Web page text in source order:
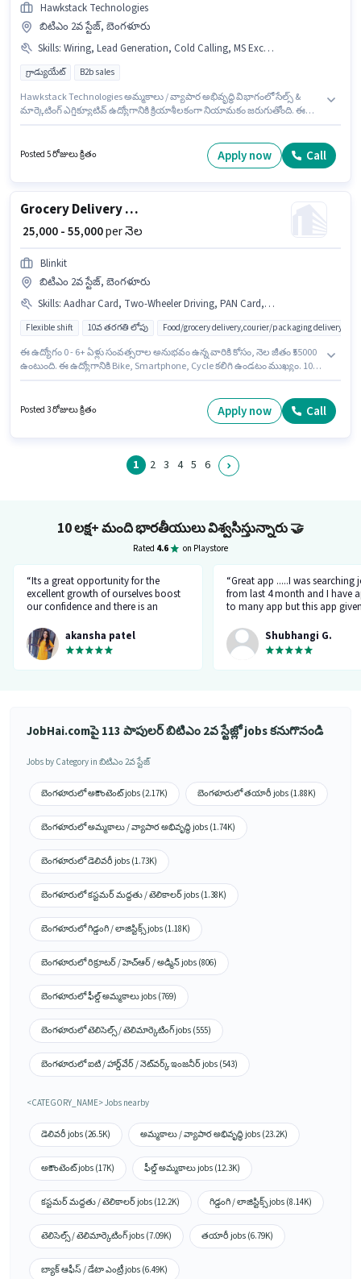
Hawkstack Technologies
బిటిఎం 2వ స్టేజ్, బెంగళూరు
Skills: Wiring, Lead Generation, Cold Calling, MS Excel, Computer Knowledge
గ్రాడ్యుయేట్ B2b sales
Hawkstack Technologies అమ్మకాలు / వ్యాపార అభివృద్ధి విభాగంలో సేల్స్ &
మార్కెటింగ్ ఎగ్జిక్యూటివ్ ఉద్యోగానికి క్రియాశీలకంగా నియామకం జరుగుతోంది. ఈ
Knowledge, Lead Generation, MS Excel, Wiring వంటి నైపుణ్యాలు ఉండాలి. ఈ
ఉద్యోగానికి అభ్యర్థులు తప్పనిసరిగా గ్రాడ్యుయేట్ డిగ్రీ/సర్టిఫికెట్ కలిగి ఉండాలి. ఈ
Posted 5 రోజులు క్రితం Apply now Call
Grocery Delivery Boy
₹ 25,000 - 55,000per నెల
Blinkit
బిటిఎం 2వ స్టేజ్, బెంగళూరు
Skills: Aadhar Card, Two-Wheeler Driving, PAN Card, Smartphone, Bike, Cycle
Flexible shift 10వ తరగతి లోపు Food/grocery delivery,courier/packaging delivery,e-
ఈ ఉద్యోగం 0 - 6+ ఏళ్లు సంవత్సరాల అనుభవం ఉన్న వారికి కోసం, నెల జీతం ₹55000
ఉంటుంది. ఈ ఉద్యోగానికి Bike, Smartphone, Cycle కలిగి ఉండటం ముఖ్యం. 10వ
ఆధారపడి ఇప్పించబడతాయి. ఈ ఖాళీ బిటిఎం 2వ స్టేజ్, బెంగళూరు లో ఉంది. ఈ
ఉద్యోగానికి అవసరమైన డాక్యుమెంట్లు PAN Card, Aadhar Card కలిగి ఉండాలి.
Posted 3 రోజులు క్రితం Apply now Call
1 2 3 4 5 6
10 లక్ష+ మంది భారతీయులు విశ్వసిస్తున్నారు🤝
Rated 4.6 on Playstore
“Its a great opportunity for the
excellent growth of ourselves boost
our confidence and there is an
hr.”
akansha patel
“Great app .....I was searching
from last 4 month and I have
to many app but this app
Shubhangi G.
JobHai.comపై 113 పాపులర్ బిటిఎం 2వ స్టేజ్లో jobs కనుగొనండి
Jobs by Category in బిటిఎం 2వ స్టేజ్
బెంగళూరులో అకౌంటెంట్ jobs (2.17K) బెంగళూరులో తయారీ jobs (1.88K)
బెంగళూరులో అమ్మకాలు / వ్యాపార అభివృద్ధి jobs (1.74K)
బెంగళూరులో డెలివరీ jobs (1.73K)
బెంగళూరులో కస్టమర్ మద్దతు / టెలికాలర్ jobs (1.38K)
బెంగళూరులో గిడ్డంగి / లాజిస్టిక్స్ jobs (1.18K)
బెంగళూరులో రిక్రూటర్ / హెచ్ఆర్ / అడ్మిన్ jobs (806)
బెంగళూరులో ఫీల్డ్ అమ్మకాలు jobs (769)
బెంగళూరులో టెలిసెల్స్ / టెలిమార్కెటింగ్ jobs (555)
బెంగళూరులో ఐటి / హార్డ్‌వేర్ / నెట్‌వర్క్ ఇంజనీర్ jobs (543)
<CATEGORY_NAME> Jobs nearby
డెలివరీ jobs (26.5K) అమ్మకాలు / వ్యాపార అభివృద్ధి jobs (23.2K)
అకౌంటెంట్ jobs (17K) ఫీల్డ్ అమ్మకాలు jobs (12.3K)
కస్టమర్ మద్దతు / టెలికాలర్ jobs (12.2K) గిడ్డంగి / లాజిస్టిక్స్ jobs (8.14K)
టెలిసెల్స్ / టెలిమార్కెటింగ్ jobs (7.09K) తయారీ jobs (6.79K)
బ్యాక్ ఆఫీస్ / డేటా ఎంట్రీ jobs (6.49K)